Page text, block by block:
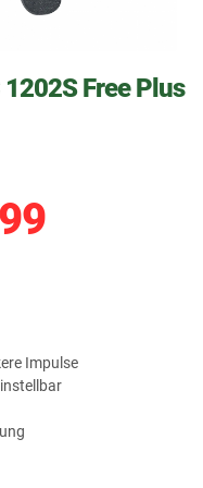
Free Plus
Impulse